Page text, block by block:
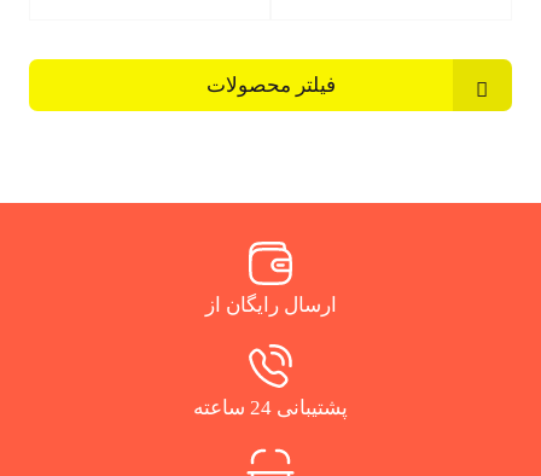
فیلتر محصولات
ارسال رایگان از
پشتیبانی 24 ساعته